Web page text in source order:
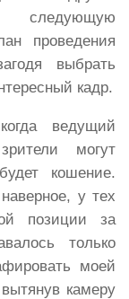
следующую
проведения
выбрать
кадр.
ведущий
могут
кошение.
у тех
позиции за
только
моей
камеру